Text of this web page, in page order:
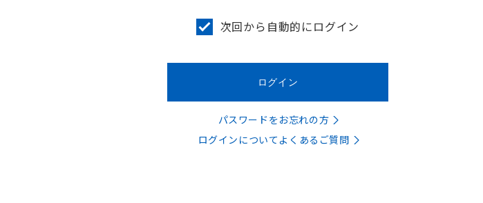
次回から自動的にログイン
パスワードをお忘れの方
ログインについてよくあるご質問